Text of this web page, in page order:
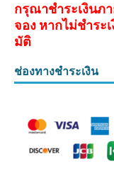
กรุณาชำระเงินภ
จอง หากไม่ชำระ
มัติ
ช่องทางชำระเงิน